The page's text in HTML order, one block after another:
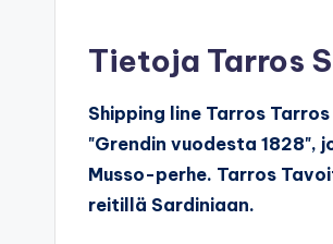
Tietoja Tarros
Shipping line Tarros
"Grendin vuodesta 1828",
Musso-perhe. Tarros
reitillä Sardiniaan.